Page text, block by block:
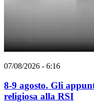
07/08/2026 - 6:16
8-9 agosto. Gli
religiosa alla RSI